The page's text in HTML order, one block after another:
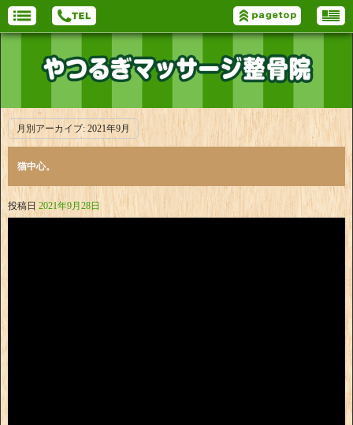
月別アーカイブ: 2021年9月
猫中心。
投稿日 2021年9月28日